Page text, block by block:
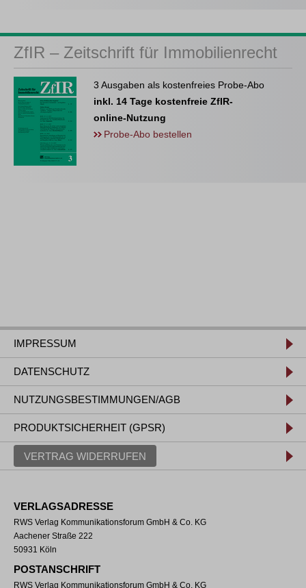
ZfIR – Zeitschrift für Immobilienrecht
3 Ausgaben als kostenfreies Probe-Abo
inkl. 14 Tage kostenfreie ZfIR-
online-Nutzung
Probe-Abo bestellen
IMPRESSUM
DATENSCHUTZ
NUTZUNGSBESTIMMUNGEN/AGB
PRODUKTSICHERHEIT (GPSR)
VERTRAG WIDERRUFEN
VERLAGSADRESSE
RWS Verlag Kommunikationsforum GmbH & Co. KG
Aachener Straße 222
50931 Köln
POSTANSCHRIFT
RWS Verlag Kommunikationsforum GmbH & Co. KG